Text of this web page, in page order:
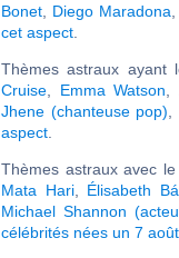
Bonet
Diego Maradona
cet aspect
Thèmes astraux ayant
Cruise
Emma Watson ,
Jhene (chanteuse pop)
aspect
Thèmes astraux avec
Mata Hari, Élisabeth
Michael Shannon
célébrités nées un 7 août